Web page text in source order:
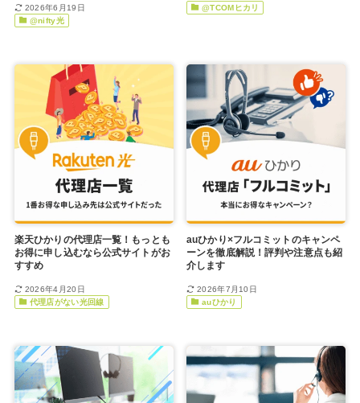
2026年6月19日
@nifty光
@TCOMヒカリ
楽天ひかりの代理店一覧！もっとも
お得に申し込むなら公式サイトがお
すすめ
2026年4月20日
代理店がない光回線
auひかり×フルコミットのキャンペ
ーンを徹底解説！評判や注意点も紹
介します
2026年7月10日
auひかり